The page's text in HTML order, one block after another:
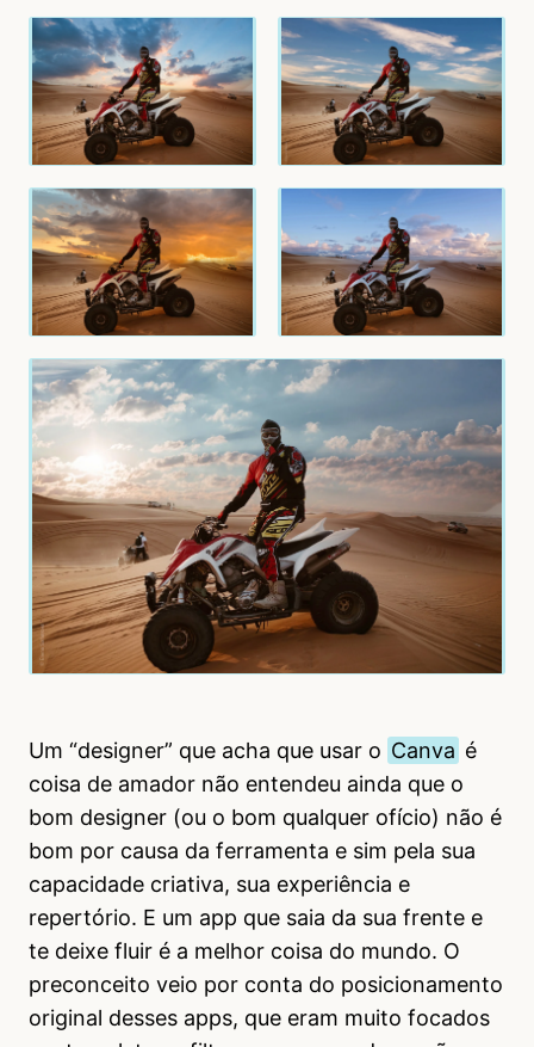
Um “designer” que acha que usar o Canva é
coisa de amador não entendeu ainda que o
bom designer (ou o bom qualquer ofício) não é
bom por causa da ferramenta e sim pela sua
capacidade criativa, sua experiência e
repertório. E um app que saia da sua frente e
te deixe fluir é a melhor coisa do mundo. O
preconceito veio por conta do posicionamento
original desses apps, que eram muito focados